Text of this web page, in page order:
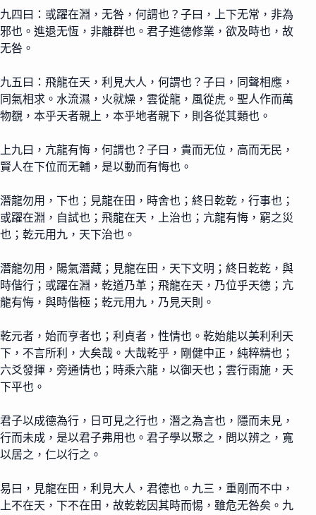
九四曰：或躍在淵，无咎，何謂也？子曰，上下无常，非為
邪也。進退无恆，非離群也。君子進德修業，欲及時也，故
无咎。
九五曰：飛龍在天，利見大人，何謂也？子曰，同聲相應，
同氣相求。水流濕，火就燥，雲從龍，風從虎。聖人作而萬
物覩，本乎天者親上，本乎地者親下，則各從其類也。
上九曰，亢龍有悔，何謂也？子曰，貴而无位，高而无民，
賢人在下位而无輔，是以動而有悔也。
潛龍勿用，下也；見龍在田，時舍也；終日乾乾，行事也；
或躍在淵，自試也；飛龍在天，上治也；亢龍有悔，窮之災
也；乾元用九，天下治也。
潛龍勿用，陽氣潛藏；見龍在田，天下文明；終日乾乾，與
時偕行；或躍在淵，乾道乃革；飛龍在天，乃位乎天德；亢
龍有悔，與時偕極；乾元用九，乃見天則。
乾元者，始而亨者也；利貞者，性情也。乾始能以美利利天
下，不言所利，大矣哉。大哉乾乎，剛健中正，純粹精也；
六爻發揮，旁通情也；時乘六龍，以御天也；雲行雨施，天
下平也。
君子以成德為行，日可見之行也，潛之為言也，隱而未見，
行而未成，是以君子弗用也。君子學以聚之，問以辨之，寬
以居之，仁以行之。
易曰，見龍在田，利見大人，君德也。九三，重剛而不中，
上不在天，下不在田，故乾乾因其時而惕，雖危无咎矣。九